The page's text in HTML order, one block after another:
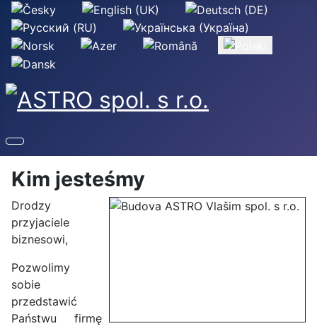
Wybierz swój język
Kim jesteśmy
Drodzy
przyjaciele
biznesowi,
Pozwolimy
sobie
przedstawić
Państwu firmę